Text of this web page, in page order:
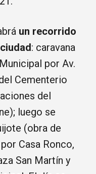
un recorrido
: caravana
por Av.
Cementerio
del
luego se
(obra de
Casa Ronco,
San Martín y